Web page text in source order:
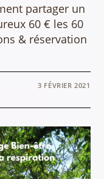
partager un
60 € les 60
& réservation
3 FÉVRIER 2021